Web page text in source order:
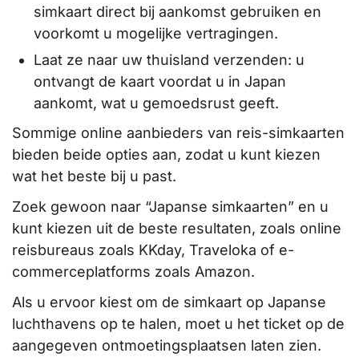
simkaart direct bij aankomst gebruiken en
voorkomt u mogelijke vertragingen.
Laat ze naar uw thuisland verzenden: u
ontvangt de kaart voordat u in Japan
aankomt, wat u gemoedsrust geeft.
Sommige online aanbieders van reis-simkaarten
bieden beide opties aan, zodat u kunt kiezen
wat het beste bij u past.
Zoek gewoon naar “Japanse simkaarten” en u
kunt kiezen uit de beste resultaten, zoals online
reisbureaus zoals KKday, Traveloka of e-
commerceplatforms zoals Amazon.
Als u ervoor kiest om de simkaart op Japanse
luchthavens op te halen, moet u het ticket op de
aangegeven ontmoetingsplaatsen laten zien.